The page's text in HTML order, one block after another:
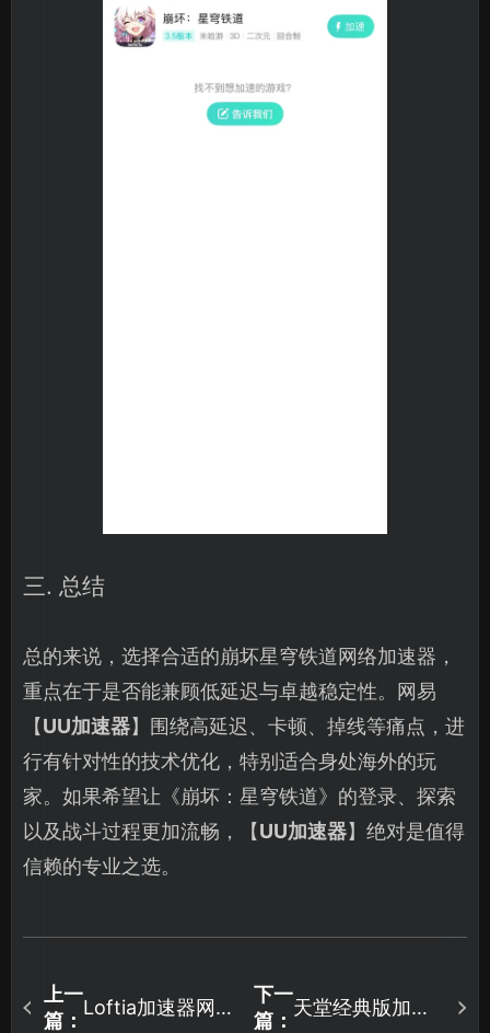
三. 总结
总的来说，选择合适的崩坏星穹铁道网络加速器，
重点在于是否能兼顾低延迟与卓越稳定性。网易
【UU加速器】围绕高延迟、卡顿、掉线等痛点，进
行有针对性的技术优化，特别适合身处海外的玩
家。如果希望让《崩坏：星穹铁道》的登录、探索
以及战斗过程更加流畅，【UU加速器】绝对是值得
信赖的专业之选。
上一
篇：
Loftia加速器网络
下一
篇：
天堂经典版加速